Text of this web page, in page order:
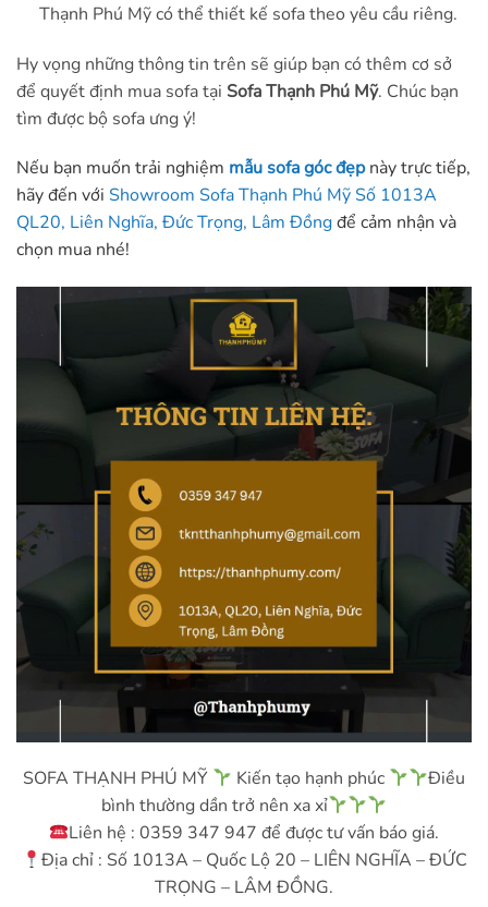
Thạnh Phú Mỹ có thể thiết kế sofa theo yêu cầu riêng.
Hy vọng những thông tin trên sẽ giúp bạn có thêm cơ sở
để quyết định mua sofa tại Sofa Thạnh Phú Mỹ. Chúc bạn
tìm được bộ sofa ưng ý!
Nếu bạn muốn trải nghiệm mẫu sofa góc đẹpnày trực tiếp,
hãy đến với Showroom Sofa Thạnh Phú Mỹ Số 1013A
QL20, Liên Nghĩa, Đức Trọng, Lâm Đồngđể cảm nhận và
chọn mua nhé!
SOFA THẠNH PHÚ MỸ Kiến tạo hạnh phúc
Điều
bình thường dần trở nên xa xỉ
Liên hệ : 0359 347 947 để được tư vấn báo giá.
Địa chỉ : Số 1013A – Quốc Lộ 20 – LIÊN NGHĨA – ĐỨC
TRỌNG – LÂM ĐỒNG.